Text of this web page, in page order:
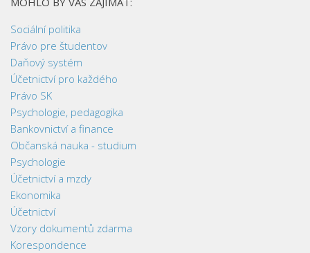
Sociální politika
Právo pre študentov
Daňový systém
Účetnictví pro každého
Právo SK
Psychologie, pedagogika
Bankovnictví a finance
Občanská nauka - studium
Psychologie
Účetnictví a mzdy
Ekonomika
Účetnictví
Vzory dokumentů zdarma
Korespondence